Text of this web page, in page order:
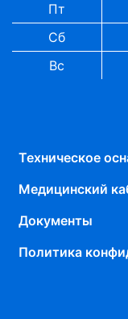
Пт
Сб
Вс
Техническое
Медицинский
Документы
Политика